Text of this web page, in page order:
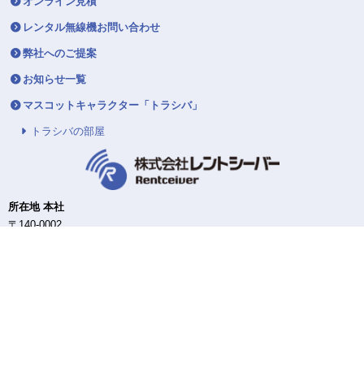
レンタル無線機お問い合わせ
弊社へのご提案
お知らせ一覧
マスコットキャラクター「トラシバ」
トラシバの部屋
所在地 本社
〒140-0002